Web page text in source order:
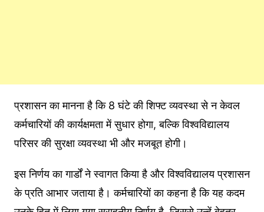
प्रशासन का मानना है कि 8 घंटे की शिफ्ट व्यवस्था से न केवल
कर्मचारियों की कार्यक्षमता में सुधार होगा, बल्कि विश्वविद्यालय
परिसर की सुरक्षा व्यवस्था भी और मजबूत होगी।
इस निर्णय का गार्डों ने स्वागत किया है और विश्वविद्यालय प्रशासन
के प्रति आभार जताया है। कर्मचारियों का कहना है कि यह कदम